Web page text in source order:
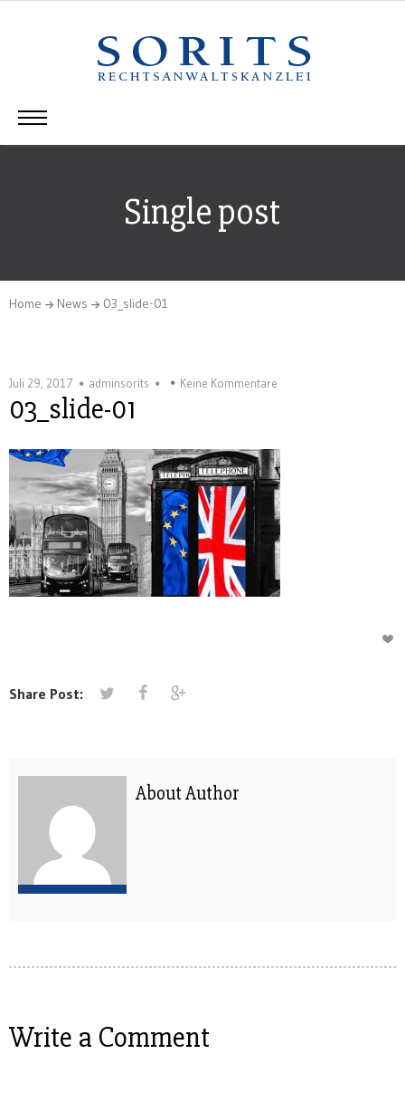
Single post
Home News 03_slide-01
Juli 29, 2017 adminsorits Keine Kommentare
03_slide-01
Share Post:
About Author
Write a Comment